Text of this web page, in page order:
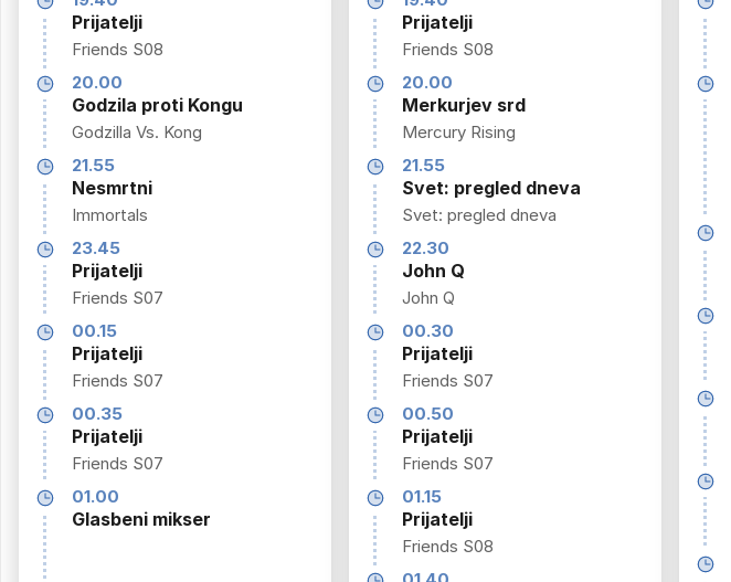
Prijatelji
Friends S08
20.00
Godzila proti Kongu
Godzilla Vs. Kong
21.55
Nesmrtni
Immortals
23.45
Prijatelji
Friends S07
00.15
Prijatelji
Friends S07
00.35
Prijatelji
Friends S07
01.00
Glasbeni mikser
Prijatelji
Friends S08
20.00
Merkurjev srd
Mercury Rising
21.55
Svet: pregled dneva
Svet: pregled dneva
22.30
John Q
John Q
00.30
Prijatelji
Friends S07
00.50
Prijatelji
Friends S07
01.15
Prijatelji
Friends S08